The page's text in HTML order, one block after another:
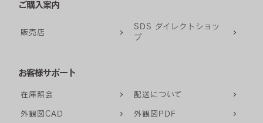
ご購入案内
販売店
SDS ダイレクトショッ
プ
お客様サポート
在庫照会 配送について
外観図CAD 外観図PDF